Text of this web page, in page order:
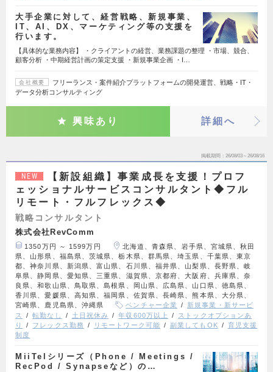
大手企業に対して、経営戦略、新規事業、
IT、AI、DX、マーケティング等の支援を
行います。
【具体的な業務内容】 ・クライアントの経営、業務課題の整理 ・市場、競合、
顧客分析 ・中期経営計画の策定支援 ・新規事業企画 ・I…
会社概要
フリーランス・案件紹介プラットフォームの開発運営、戦略・IT・
データ分析コンサルティング
興味あり 詳細へ
掲載期間 26/08/03～26/08/16
NEW
【新設組織】事業成長を支援！プロフ
ェッショナルサービスコンサルタント◆フル
リモート・フルフレックス◆
戦略コンサルタント
株式会社RevComm
1350万円 ～ 1599万円
北海道、青森県、岩手県、宮城県、秋田
県、山形県、福島県、茨城県、栃木県、群馬県、埼玉県、千葉県、東京
都、神奈川県、新潟県、富山県、石川県、福井県、山梨県、長野県、岐
阜県、静岡県、愛知県、三重県、滋賀県、京都府、大阪府、兵庫県、奈
良県、和歌山県、鳥取県、島根県、岡山県、広島県、山口県、徳島県、
香川県、愛媛県、高知県、福岡県、佐賀県、長崎県、熊本県、大分県、
宮崎県、鹿児島県、沖縄県
ベンチャー企業
新規事業・新サービ
ス
転勤なし 土日祝休み 年収600万以上
ストックオプションあ
り
フレックス勤務 リモートワーク可能 副業してもOK
育児支援
制度
MiiTelシリーズ（Phone / Meetings /
RecPod / Synapseなど）の…